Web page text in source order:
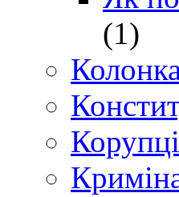
(1)